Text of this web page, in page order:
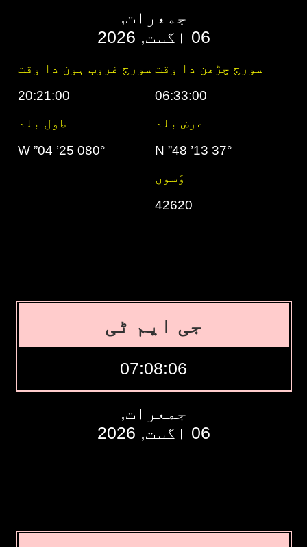
جمعرات,
06 اگست, 2026
سورج چڑھن دا وقت سورج غروب ہون دا وقت
06:33:00
20:21:00
عرض بلد
طول بلد
37° 13’ 48” N
080° 25’ 04” W
وَسوں
42620
جی ایم ٹی
07:08:07
جمعرات,
06 اگست, 2026